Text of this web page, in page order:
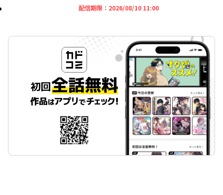
配信期限： 2026/08/10 11:002026年08月10日 11時